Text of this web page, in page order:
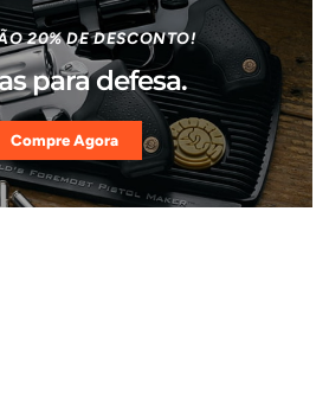
20% DE DESCONTO!
para defesa.
Compre Agora